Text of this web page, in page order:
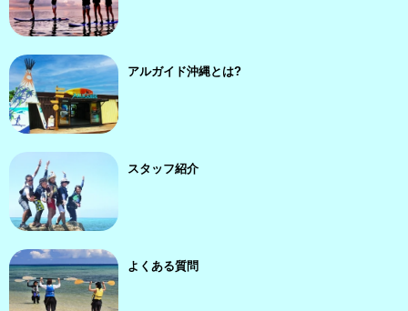
アルガイド沖縄とは?
スタッフ紹介
よくある質問